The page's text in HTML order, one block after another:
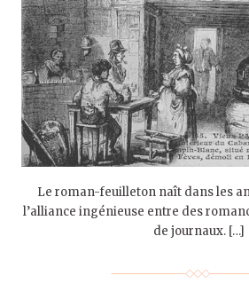
Le roman-feuilleton naît dans les
l’alliance ingénieuse entre des
de journaux. […]